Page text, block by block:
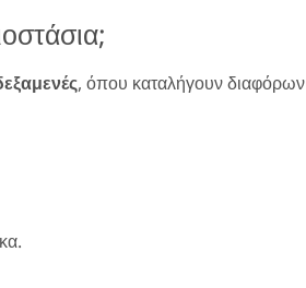
, όπου καταλήγουν διαφόρων